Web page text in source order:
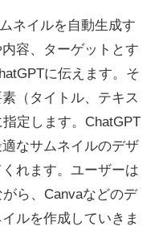
ネイルを自動生成す
容、ターゲットとす
に伝えます。そ
（タイトル、テキス
指定します。ChatGPT
なサムネイルのデザ
れます。ユーザーは
ら、Canvaなどのデ
ルを作成していきま